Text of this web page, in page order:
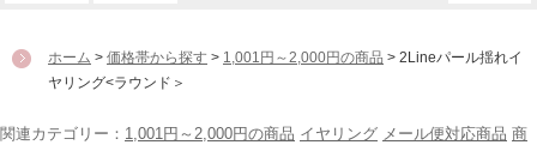
ホーム > 価格帯から探す > 1,001円～2,000円の商品 > 2Lineパール揺れイ
ヤリング<ラウンド＞
関連カテゴリー： 1,001円～2,000円の商品 イヤリング メール便対応商品 商